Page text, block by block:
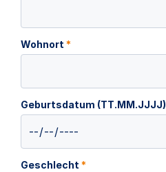
Wohnort *
Geburtsdatum (TT.MM.JJJJ)
Geschlecht *